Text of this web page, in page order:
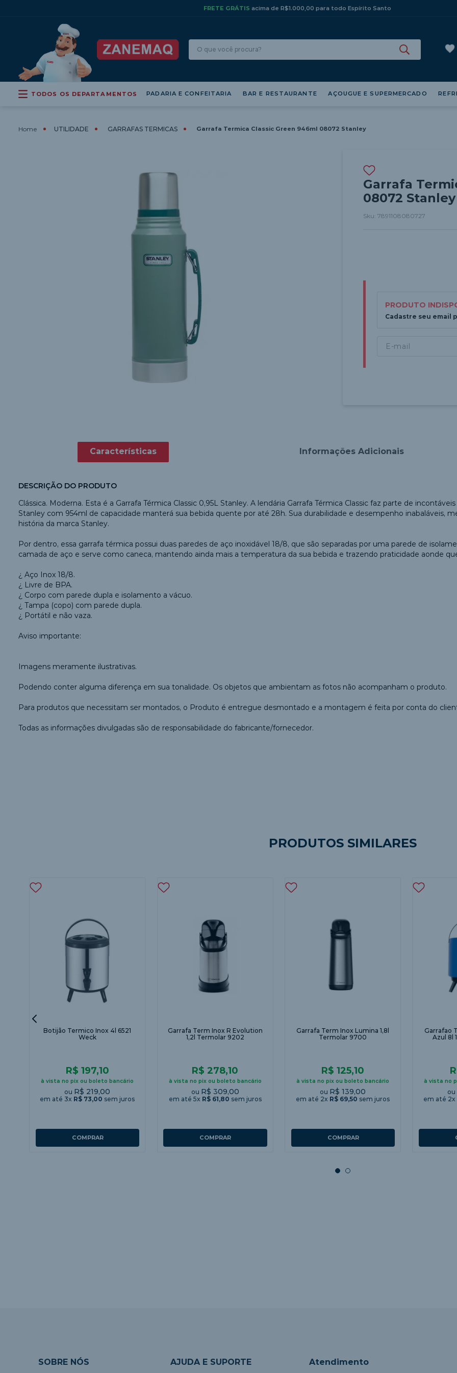
FRETE GRÁTIS acima de R$1.000,00 para todo Espírito Santo
O que você procura?
TODOS OS DEPARTAMENTOS PADARIA E CONFEITARIA BAR E RESTAURANTE AÇOUGUE E SUPERMERCADO
UTILIDADE GARRAFAS TERMICAS Garrafa Termica Classic Green 946ml 08072 Stanley
Garrafa
08072 Stanley
Sku: 7891108080727
PRODUTO
Cadastre seu email
Características Informações Adicionais
DESCRIÇÃO DO PRODUTO
Clássica. Moderna. Esta é a Garrafa Térmica Classic 0,95L Stanley. A lendária Garrafa Térmica Classic faz parte de
Stanley com 954ml de capacidade manterá sua bebida quente por até 28h. Sua durabilidade e desempenho inabaláveis,
história da marca Stanley.
Por dentro, essa garrafa térmica possui duas paredes de aço inoxidável 18/8, que são separadas por uma parede de
camada de aço e serve como caneca, mantendo ainda mais a temperatura da sua bebida e trazendo praticidade aonde
¿ Aço Inox 18/8.
¿ Livre de BPA.
¿ Corpo com parede dupla e isolamento a vácuo.
¿ Tampa (copo) com parede dupla.
¿ Portátil e não vaza.
Aviso importante:
Imagens meramente ilustrativas.
Podendo conter alguma diferença em sua tonalidade. Os objetos que ambientam as fotos não acompanham o produto.
Para produtos que necessitam ser montados, o Produto é entregue desmontado e a montagem é feita por conta do
Todas as informações divulgadas são de responsabilidade do fabricante/fornecedor.
PRODUTOS SIMILARES
Botijão Termico Inox 4l 6521
Weck
R$ 197,10
à vista no pix ou boleto bancário
ou R$ 219,00
em até 3x R$ 73,00 sem juros
COMPRAR
Garrafa Term Inox R Evolution
1,2l Termolar 9202
R$ 278,10
à vista no pix ou boleto bancário
ou R$ 309,00
em até 5x R$ 61,80 sem juros
COMPRAR
Garrafa Term Inox Lumina 1,8l
Termolar 9700
R$ 125,10
à vista no pix ou boleto bancário
ou R$ 139,00
em até 2x R$ 69,50 sem juros
COMPRAR
Garrafao Térmico Maxitermo
Azul 8l
à vista no
ou
em até 2x
SOBRE NÓS AJUDA E SUPORTE Atendimento
1º
cervejeira
9
10